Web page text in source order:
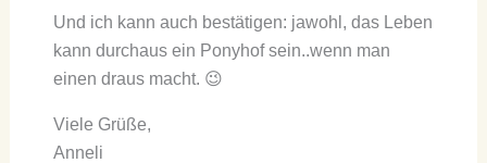
Und ich kann auch bestätigen: jawohl, das Leben
kann durchaus ein Ponyhof sein..wenn man
einen draus macht. 😉
Viele Grüße,
Anneli